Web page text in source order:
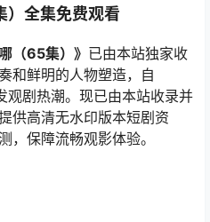
）全集免费观看
（65集）》 已由本站独家收
和鲜明的人物塑造，自
剧热潮。现已由本站收录并
供高清无水印版本短剧资
，保障流畅观影体验。